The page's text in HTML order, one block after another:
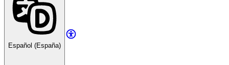
Español (España)